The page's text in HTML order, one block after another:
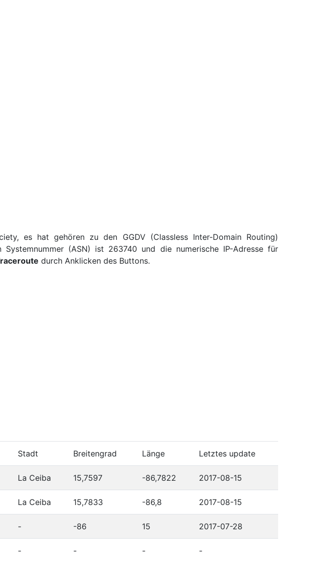
es hat gehören zu den GGDV (Classless Inter-Domain Routing)
Systemnummer (ASN) ist 263740 und die numerische IP-Adresse für
durch Anklicken des Buttons.
Stadt Breitengrad Länge Letztes update
La Ceiba 15,7597 -86,7822 2017-08-15
La Ceiba 15,7833 -86,8 2017-08-15
- -86 15 2017-07-28
- - - -